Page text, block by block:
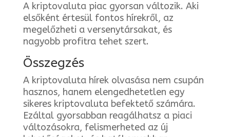
A kriptovaluta piac gyorsan változik. Aki
elsőként értesül fontos hírekről, az
megelőzheti a versenytársakat, és
nagyobb profitra tehet szert.
Összegzés
A kriptovaluta hírek olvasása nem csupán
hasznos, hanem elengedhetetlen egy
sikeres kriptovaluta befektető számára.
Ezáltal gyorsabban reagálhatsz a piaci
változásokra, felismerheted az új